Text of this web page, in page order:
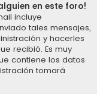
en este foro!
incluye
tales mensajes,
y hacerles
recibió. Es muy
contiene los datos
tomará